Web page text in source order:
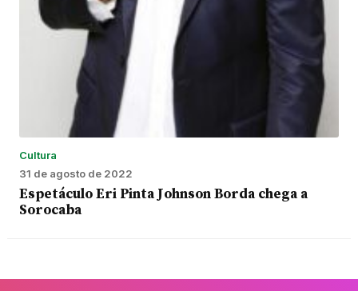
Cultura
31 de agosto de 2022
Espetáculo Eri Pinta Johnson Borda chega a
Sorocaba